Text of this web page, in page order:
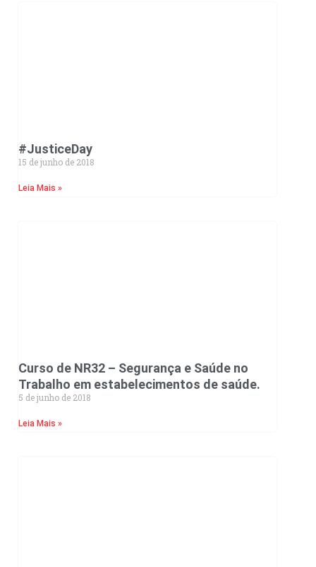
#JusticeDay
15 de junho de 2018
Leia Mais »
Curso de NR32 – Segurança e Saúde no
Trabalho em estabelecimentos de saúde.
5 de junho de 2018
Leia Mais »